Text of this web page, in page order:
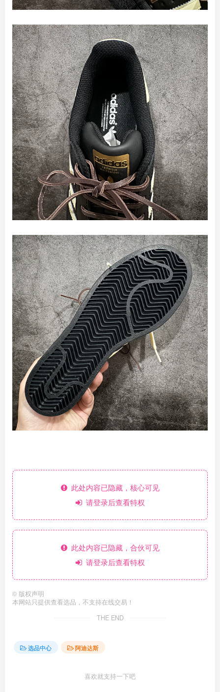
此处内容已隐藏，核心可见
请登录后查看特权
此处内容已隐藏，合伙可见
请登录后查看特权
© 版权声明
本网站只提供查看选品，不支持在线交易！
THE END
选品中心 阿迪达斯
喜欢就支持一下吧